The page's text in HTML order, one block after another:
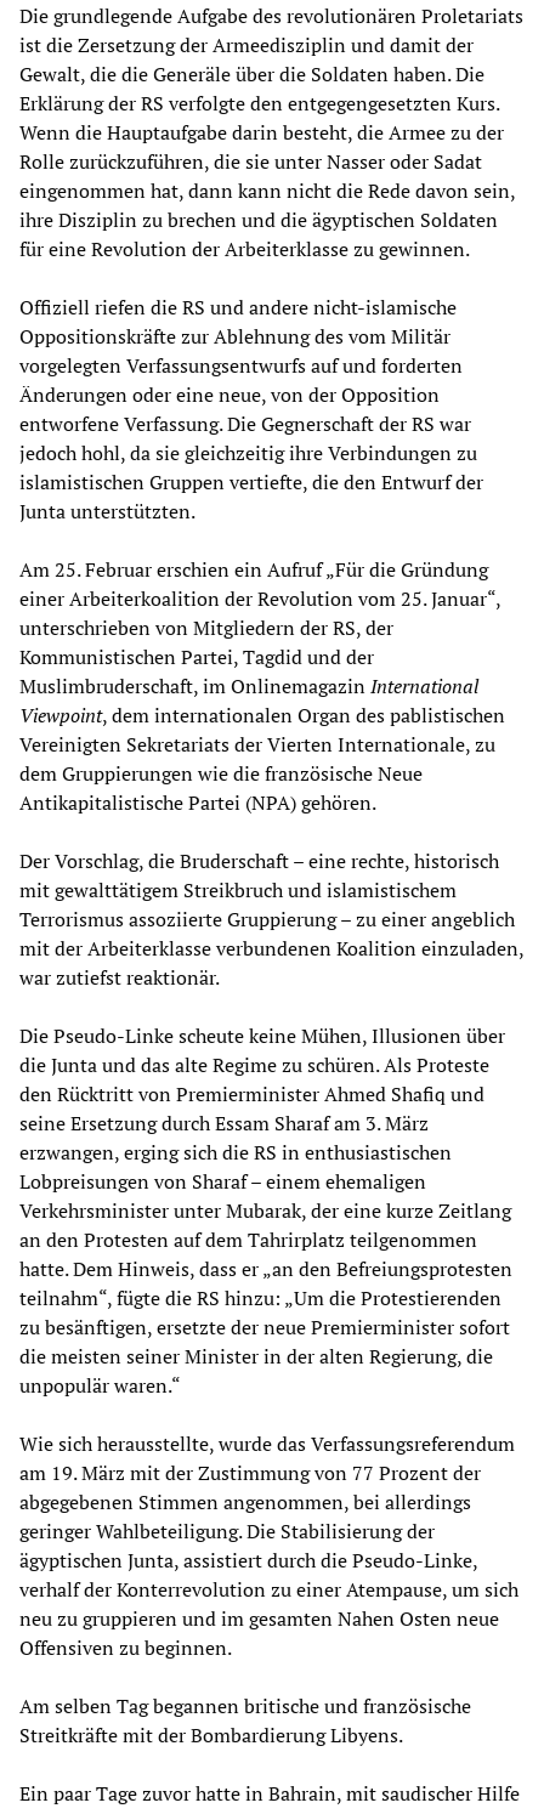
Die grundlegende Aufgabe des revolutionären Proletariats
ist die Zersetzung der Armeedisziplin und damit der
Gewalt, die die Generäle über die Soldaten haben. Die
Erklärung der RS verfolgte den entgegengesetzten Kurs.
Wenn die Hauptaufgabe darin besteht, die Armee zu der
Rolle zurückzuführen, die sie unter Nasser oder Sadat
eingenommen hat, dann kann nicht die Rede davon sein,
ihre Disziplin zu brechen und die ägyptischen Soldaten
für eine Revolution der Arbeiterklasse zu gewinnen.
Offiziell riefen die RS und andere nicht-islamische
Oppositionskräfte zur Ablehnung des vom Militär
vorgelegten Verfassungsentwurfs auf und forderten
Änderungen oder eine neue, von der Opposition
entworfene Verfassung. Die Gegnerschaft der RS war
jedoch hohl, da sie gleichzeitig ihre Verbindungen zu
islamistischen Gruppen vertiefte, die den Entwurf der
Junta unterstützten.
Am 25. Februar erschien ein Aufruf „Für die Gründung
einer Arbeiterkoalition der Revolution vom 25. Januar“,
unterschrieben von Mitgliedern der RS, der
Kommunistischen Partei, Tagdid und der
Muslimbruderschaft, im OnlinemagazinInternational
Viewpoint, dem internationalen Organ des pablistischen
Vereinigten Sekretariats der Vierten Internationale, zu
dem Gruppierungen wie die französische Neue
Antikapitalistische Partei (NPA) gehören.
Der Vorschlag, die Bruderschaft – eine rechte, historisch
mit gewalttätigem Streikbruch und islamistischem
Terrorismus assoziierte Gruppierung – zu einer angeblich
mit der Arbeiterklasse verbundenen Koalition einzuladen,
war zutiefst reaktionär.
Die Pseudo-Linke scheute keine Mühen, Illusionen über
die Junta und das alte Regime zu schüren. Als Proteste
den Rücktritt von Premierminister Ahmed Shafiq und
seine Ersetzung durch Essam Sharaf am 3. März
erzwangen, erging sich die RS in enthusiastischen
Lobpreisungen von Sharaf – einem ehemaligen
Verkehrsminister unter Mubarak, der eine kurze Zeitlang
an den Protesten auf dem Tahrirplatz teilgenommen
hatte. Dem Hinweis, dass er „an den Befreiungsprotesten
teilnahm“, fügte die RS hinzu: „Um die Protestierenden
zu besänftigen, ersetzte der neue Premierminister sofort
die meisten seiner Minister in der alten Regierung, die
unpopulär waren.“
Wie sich herausstellte, wurde das Verfassungsreferendum
am 19. März mit der Zustimmung von 77 Prozent der
abgegebenen Stimmen angenommen, bei allerdings
geringer Wahlbeteiligung. Die Stabilisierung der
ägyptischen Junta, assistiert durch die Pseudo-Linke,
verhalf der Konterrevolution zu einer Atempause, um sich
neu zu gruppieren und im gesamten Nahen Osten neue
Offensiven zu beginnen.
Am selben Tag begannen britische und französische
Streitkräfte mit der Bombardierung Libyens.
Ein paar Tage zuvor hatte in Bahrain, mit saudischer Hilfe